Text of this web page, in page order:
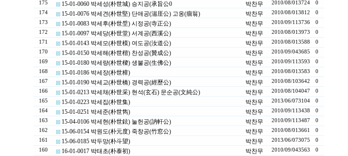
175
15-01-0060 박세성(朴世城) 승지공(承旨公0 박찬무 2010/08/01 3724
0
174
15-01-0076 박세견(朴世堅) 단애공(湍厓公) 고옹(痼翁) 박찬무 2010/08/01 3812
0
173
15-01-0083 박세후(朴世垕) 시정공(寺正公) 박찬무 2010/09/11 3736
0
172
15-01-0097 박세당(朴世堂) 서계공(西溪公) 박찬무 2010/08/01 3973
0
171
15-01-0143 박세모(朴世模) 여도공(汝道公) 박찬무 2010/08/01 3588
0
170
15-01-0150 박세해(朴世楷) 찬성공(贊成公) 박찬무 2010/09/043685
0
169
15-01-0180 박세량(朴世樑) 생불공(生佛公) 박찬무 2010/09/11 3593
0
168
15-01-0186 박세장(朴世樟) 박찬무 2010/08/01 3583
0
167
15-01-0190 박세교(朴世橋) 경력공(經歷公) 박찬무 2010/08/103642
0
166
15-01-0213 박세채(朴世采) 현석(玄石) 문순공(文純公) 박찬무 2010/08/104047
0
165
15-01-0223 박세집(朴世集) 박찬무 2013/06/073104
0
164
15-01-0251 박세준(朴世雋) 박찬무 2010/09/11 3438
0
163
15-04-0106 박세현(朴世鉉) 눌헌공(訥軒公) 박찬무 2010/09/11 3487
0
162
15-06-0154 박원도(朴元度) 죽창공(竹窓公) 박찬무 2010/08/01 3661
0
161
15-06-0185 박두망(朴斗望) 박찬무 2013/06/073075
0
160
16-01-0017 박태초(朴泰初) 박찬무 2010/09/043563
0